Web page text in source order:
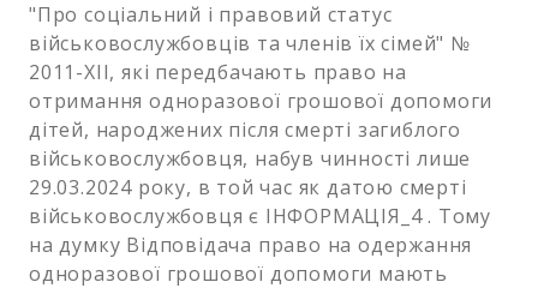
"Про соціальний і правовий статус
військовослужбовців та членів їх сімей" №
2011-XII, які передбачають право на
отримання одноразової грошової допомоги
дітей, народжених після смерті загиблого
військовослужбовця, набув чинності лише
29.03.2024 року, в той час як датою смерті
військовослужбовця є ІНФОРМАЦІЯ_4 . Тому
на думку Відповідача право на одержання
одноразової грошової допомоги мають